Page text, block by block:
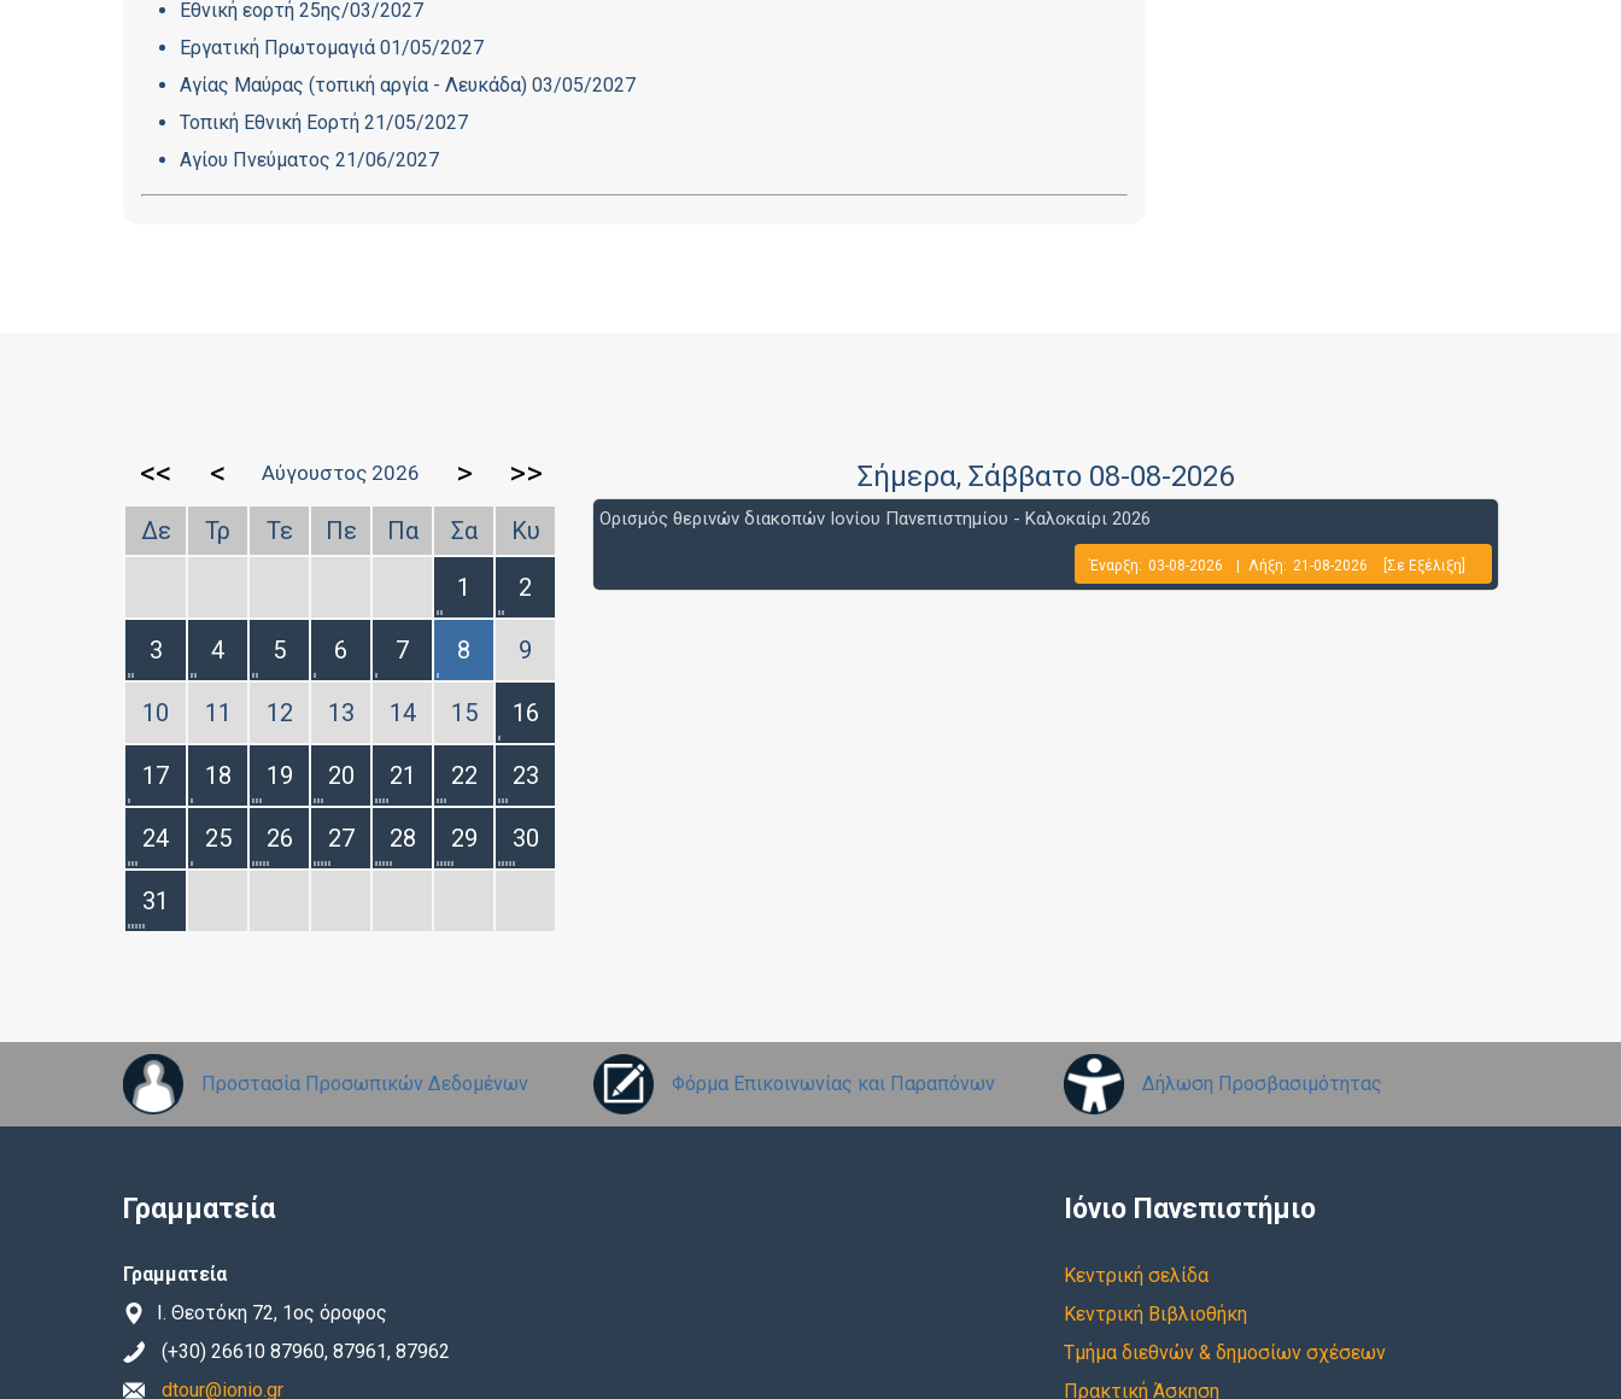
Εθνική εορτή 25ης/03/2027
Εργατική Πρωτομαγιά 01/05/2027
Αγίας Μαύρας (τοπική αργία - Λευκάδα) 03/05/2027
Τοπική Εθνική Εορτή 21/05/2027
Αγίου Πνεύματος 21/06/2027
<< < Αύγουστος 2026 > >>
Δε Τρ Τε Πε Πα Σα
Κυ
1
2
3 4 5 6 7 8 9
10 11 12 13 14 15 16
17 18 19 20 21 22 23
24 25 26 27 28 29 30
31
Σήμερα, Σάββατο 08-08-2026
Ορισμός θερινών διακοπών Ιονίου Πανεπιστημίου - Καλοκαίρι 2026
Έναρξη: 03-08-2026 | Λήξη: 21-08-2026 [Σε Εξέλιξη]
Προστασία Προσωπικών Δεδομένων Φόρμα Επικοινωνίας και Παραπόνων Δήλωση Προσβασιμότητας
Γραμματεία
Γραμματεία
Ι. Θεοτόκη 72, 1ος όροφος
(+30) 26610 87960, 87961, 87962
dtour@ionio.gr
Ιόνιο Πανεπιστήμιο
Κεντρική σελίδα
Κεντρική Βιβλιοθήκη
Τμήμα διεθνών & δημοσίων σχέσεων
Πρακτική Άσκηση